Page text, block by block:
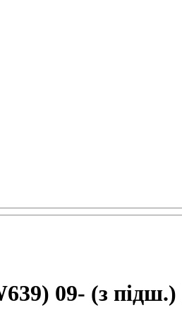
09- (з